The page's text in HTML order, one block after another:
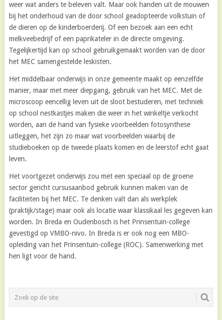
weer wat anders te beleven valt. Maar ook handen uit de mouwen
bij het onderhoud van de door school geadopteerde volkstuin of
de dieren op de kinderboerderij. Of een bezoek aan een echt
melkveebedrijf of een paprikateler in de directe omgeving.
Tegelijkertijd kan op school gebruikgemaakt worden van de door
het MEC samengestelde leskisten.
Het middelbaar onderwijs in onze gemeente maakt op eenzelfde
manier, maar met meer diepgang, gebruik van het MEC. Met de
microscoop eencellig leven uit de sloot bestuderen, met techniek
op school nestkastjes maken die weer in het winkeltje verkocht
worden, aan de hand van fysieke voorbeelden fotosynthese
uitleggen, het zijn zo maar wat voorbeelden waarbij de
studieboeken op de tweede plaats komen en de leerstof echt gaat
leven.
Het voortgezet onderwijs zou met een speciaal op de groene
sector gericht cursusaanbod gebruik kunnen maken van de
faciliteiten bij het MEC. Te denken valt dan als werkplek
(praktijk/stage) maar ook als locatie waar klassikaal les gegeven kan
worden. In Breda en Oudenbosch is het Prinsentuin-college
gevestigd op VMBO-nivo. In Breda is er ook nog een MBO-
opleiding van het Prinsentuin-college (ROC). Samenwerking met
hen ligt voor de hand.